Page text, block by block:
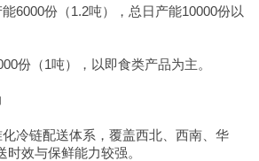
6000份（1.2吨），总日产能10000份以
份（1吨），以即食类产品为主。
冷链配送体系，覆盖西北、西南、华
效与保鲜能力较强。